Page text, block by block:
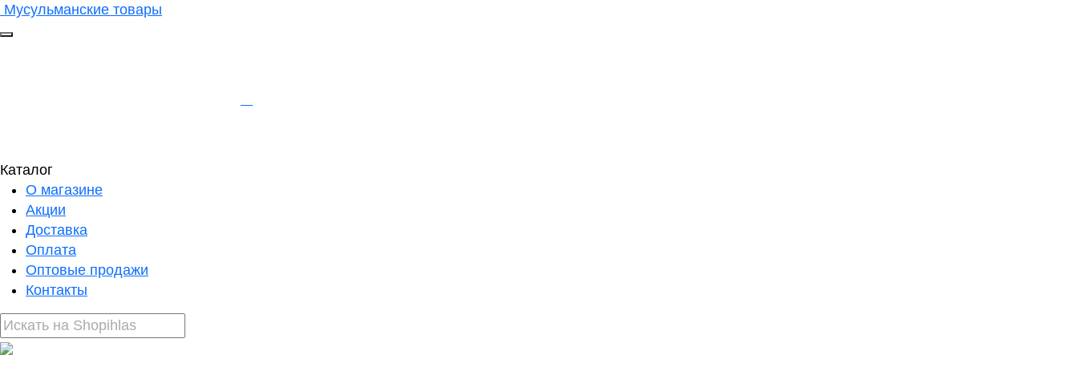
Мусульманские товары
Каталог
О магазине
Акции
Доставка
Оплата
Оптовые продажи
Контакты